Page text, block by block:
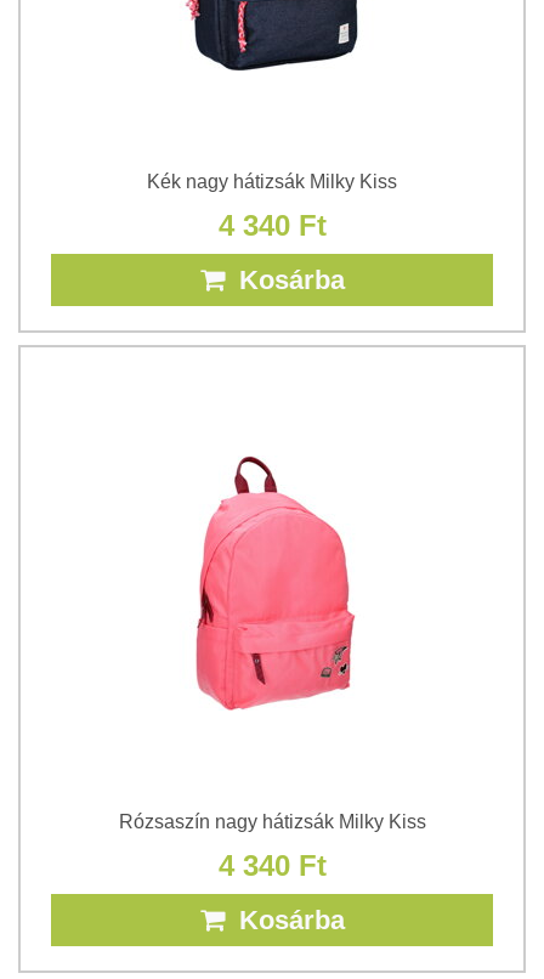
Kék nagy hátizsák Milky Kiss
4 340 Ft
Kosárba
Rózsaszín nagy hátizsák Milky Kiss
4 340 Ft
Kosárba